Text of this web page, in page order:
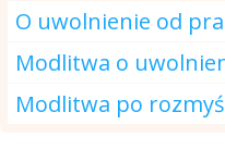
O uwolnienie od
Modlitwa o
Modlitwa po